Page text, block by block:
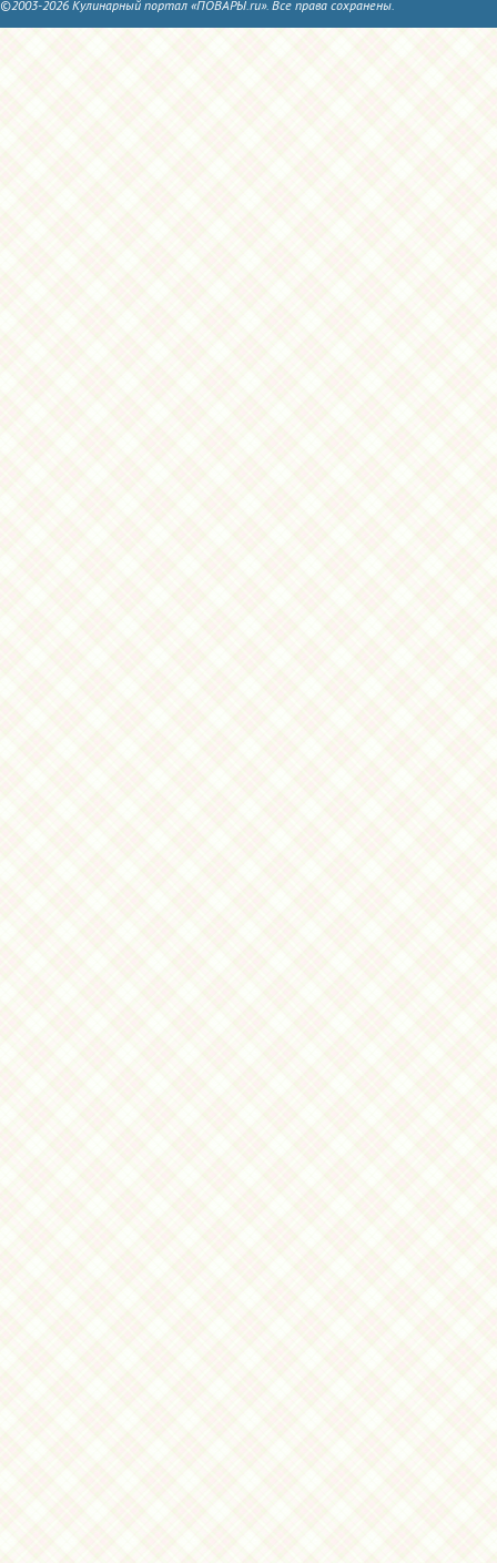
©2003-2026 Кулинарный портал «ПОВАРЫ.ru». Все права сохранены.